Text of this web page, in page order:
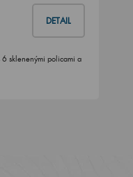
DETAIL
sklenenými policami a